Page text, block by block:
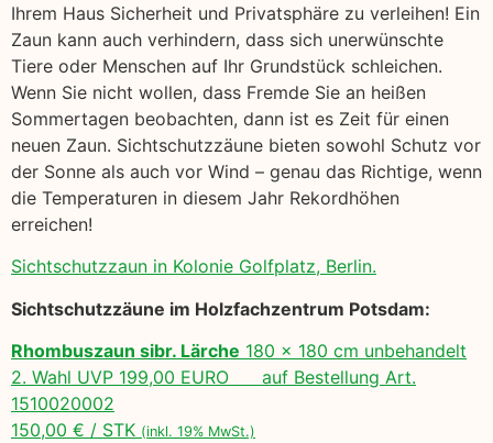
Ihrem Haus Sicherheit und Privatsphäre zu verleihen! Ein
Zaun kann auch verhindern, dass sich unerwünschte
Tiere oder Menschen auf Ihr Grundstück schleichen.
Wenn Sie nicht wollen, dass Fremde Sie an heißen
Sommertagen beobachten, dann ist es Zeit für einen
neuen Zaun. Sichtschutzzäune bieten sowohl Schutz vor
der Sonne als auch vor Wind – genau das Richtige, wenn
die Temperaturen in diesem Jahr Rekordhöhen
erreichen!
Sichtschutzzaun in Kolonie Golfplatz, Berlin.
Sichtschutzzäune im Holzfachzentrum Potsdam:
Rhombuszaun sibr. Lärche 180 x 180 cm unbehandelt
2. Wahl UVP 199,00 EURO auf Bestellung Art.
1510020002
150,00 € / STK (inkl. 19% MwSt.)